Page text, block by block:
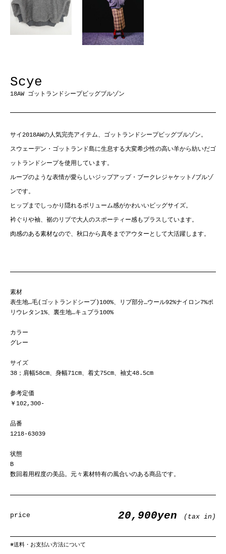
Scye
18AW ゴットランドシープビッグブルゾン
サイ2018AWの人気完売アイテム、ゴットランドシープビッグブルゾン。
スウェーデン・ゴットランド島に生息する大変希少性の高い羊から紡いだゴ
ットランドシープを使用しています。
ループのような表情が愛らしいジップアップ・ブークレジャケット/ブルゾ
ンです。
ヒップまでしっかり隠れるボリューム感がかわいいビッグサイズ。
衿ぐりや袖、裾のリブで大人のスポーティー感もプラスしています。
肉感のある素材なので、秋口から真冬までアウターとして大活躍します。
素材
表生地…毛(ゴットランドシープ)100%、リブ部分…ウール92%ナイロン7%ポ
リウレタン1%、裏生地…キュプラ100%
カラー
グレー
サイズ
38；肩幅58cm、身幅71cm、着丈75cm、袖丈48.5cm
参考定価
￥102,300-
品番
1218-63039
状態
B
数回着用程度の美品。元々素材特有の風合いのある商品です。
price 20,900yen (tax in)
※送料・お支払い方法について